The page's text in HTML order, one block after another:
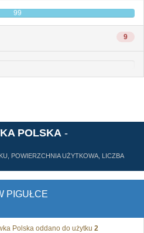
99
9
POLSKA -
POWIERZCHNIA UŻYTKOWA, LICZBA
PIGUŁCE
Polska oddano do użytku 2